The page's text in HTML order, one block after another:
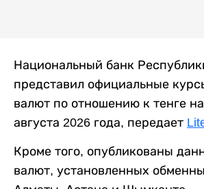
Национальный банк
представил официальные
валют по отношению к тенге
августа 2026 года, передает
Кроме того, опубликованы
валют, установленных